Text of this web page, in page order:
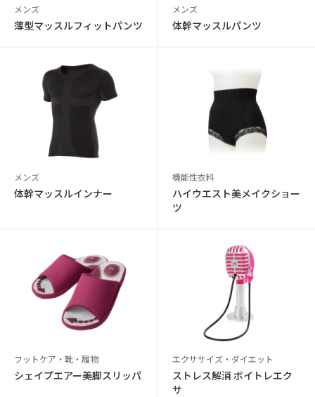
メンズ
薄型マッスルフィットパンツ
メンズ
体幹マッスルパンツ
メンズ
体幹マッスルインナー
機能性衣料
ハイウエスト美メイクショー
ツ
フットケア・靴・履物
シェイプエアー美脚スリッパ
エクササイズ・ダイエット
ストレス解消 ボイトレエク
サ